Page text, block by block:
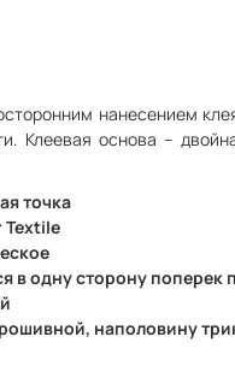
нанесением
Клеевая основа –
точка
Textile
в одну сторону
наполовину